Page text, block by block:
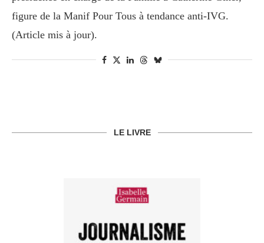
figure de la Manif Pour Tous à tendance anti-IVG.
(Article mis à jour).
LE LIVRE